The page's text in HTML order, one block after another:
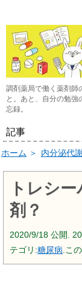
調剤薬局で働く薬剤師
と。あと、自分の勉
忘録。
記事
ホーム ＞ 内分泌代
トレシ
剤？
2020/9/18 公開.
テゴリ:糖尿病 .こ